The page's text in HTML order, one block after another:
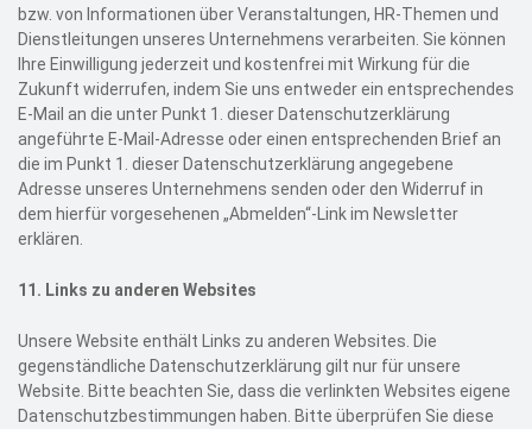
bzw. von Informationen über Veranstaltungen, HR-Themen und
Dienstleitungen unseres Unternehmens verarbeiten. Sie können
Ihre Einwilligung jederzeit und kostenfrei mit Wirkung für die
Zukunft widerrufen, indem Sie uns entweder ein entsprechendes
E-Mail an die unter Punkt 1. dieser Datenschutzerklärung
angeführte E-Mail-Adresse oder einen entsprechenden Brief an
die im Punkt 1. dieser Datenschutzerklärung angegebene
Adresse unseres Unternehmens senden oder den Widerruf in
dem hierfür vorgesehenen „Abmelden“-Link im Newsletter
erklären.
11. Links zu anderen Websites
Unsere Website enthält Links zu anderen Websites. Die
gegenständliche Datenschutzerklärung gilt nur für unsere
Website. Bitte beachten Sie, dass die verlinkten Websites eigene
Datenschutzbestimmungen haben. Bitte überprüfen Sie diese